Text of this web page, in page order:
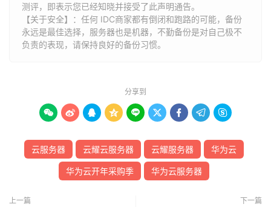
测评，即表示您已经知晓并接受了此声明通告。
【关于安全】：任何 IDC商家都有倒闭和跑路的可能，备份
永远是最佳选择，服务器也是机器，不勤备份是对自己极不
负责的表现，请保持良好的备份习惯。
分享到
        
云服务器 云耀云服务器 云耀服务器 华为云
华为云开年采购季 华为云服务器
上一篇 下一篇